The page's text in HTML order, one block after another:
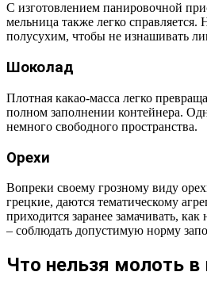
С изготовлением панировочной
мельница также легко
полусухим, чтобы не изнашивать
Шоколад
Плотная какао-масса легко
полном заполнении контейнера.
немного свободного пространства.
Орехи
Вопреки своему грозному виду
грецкие, даются тематическому
приходится заранее замачивать,
– соблюдать допустимую норму
Что нельзя молоть